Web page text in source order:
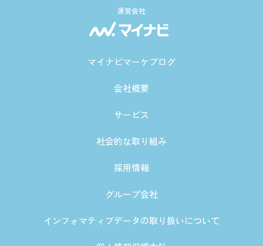
運営会社
マイナビマーケブログ
会社概要
サービス
社会的な取り組み
採用情報
グループ会社
インフォマティブデータの取り扱いについて